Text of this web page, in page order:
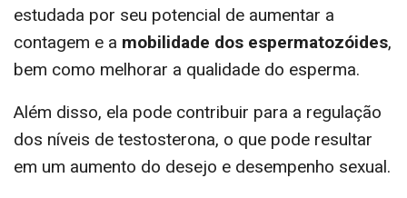
estudada por seu potencial de aumentar a
contagem e a mobilidade dos espermatozóides,
bem como melhorar a qualidade do esperma.
Além disso, ela pode contribuir para a regulação
dos níveis de testosterona, o que pode resultar
em um aumento do desejo e desempenho sexual.